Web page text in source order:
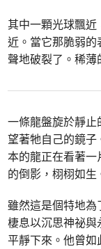
其中一顆光球飄
近。當它那脆弱
聲地破裂了。稀薄
一條龍盤旋於靜
望著牠自己的鏡
本的龍正在看著
的倒影，栩栩如生
雖然這是個特地
棲息以沉思神祕
平靜下來。他曾